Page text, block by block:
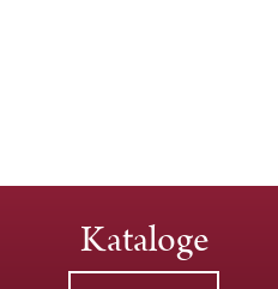
Kataloge